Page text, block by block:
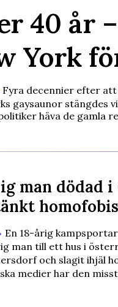
40 år
York
Fyra decennier efter
gaysaunor stängdes
häva de gamla
man dödad
En 18-årig
man till ett hus i
och slagit ihjäl
medier har den